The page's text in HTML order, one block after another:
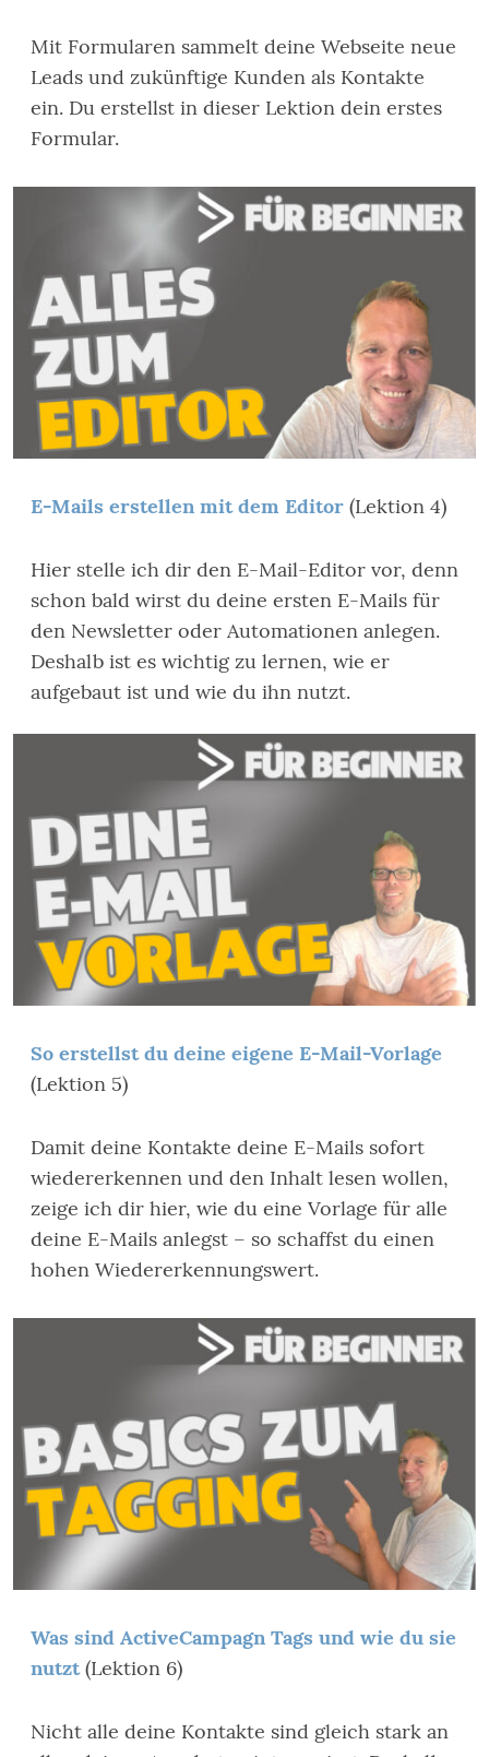
Mit Formularen sammelt deine Webseite neue
Leads und zukünftige Kunden als Kontakte
ein. Du erstellst in dieser Lektion dein erstes
Formular.
E-Mails erstellen mit dem Editor (Lektion 4)
Hier stelle ich dir den E-Mail-Editor vor, denn
schon bald wirst du deine ersten E-Mails für
den Newsletter oder Automationen anlegen.
Deshalb ist es wichtig zu lernen, wie er
aufgebaut ist und wie du ihn nutzt.
So erstellst du deine eigene E-Mail-Vorlage
(Lektion 5)
Damit deine Kontakte deine E-Mails sofort
wiedererkennen und den Inhalt lesen wollen,
zeige ich dir hier, wie du eine Vorlage für alle
deine E-Mails anlegst – so schaffst du einen
hohen Wiedererkennungswert.
Was sind ActiveCampagn Tags und wie du sie
nutzt (Lektion 6)
Nicht alle deine Kontakte sind gleich stark an